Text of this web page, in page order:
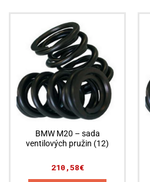
BMW M20 – sada
ventilových pružin (12)
210,58€